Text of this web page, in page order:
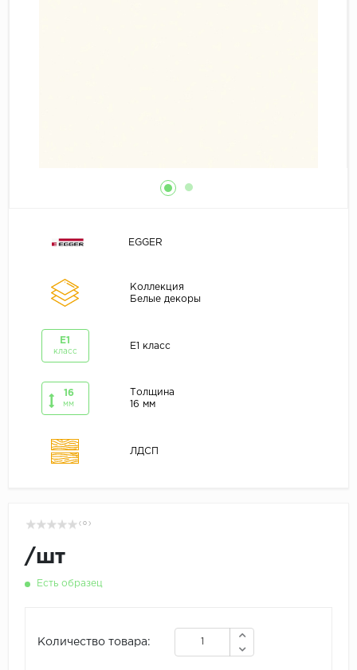
EGGER
Коллекция
Белые декоры
E1
класс
E1 класс
16
мм
Толщина
16 мм
ЛДСП
( 0 )
/шт
Есть образец
Количество товара: